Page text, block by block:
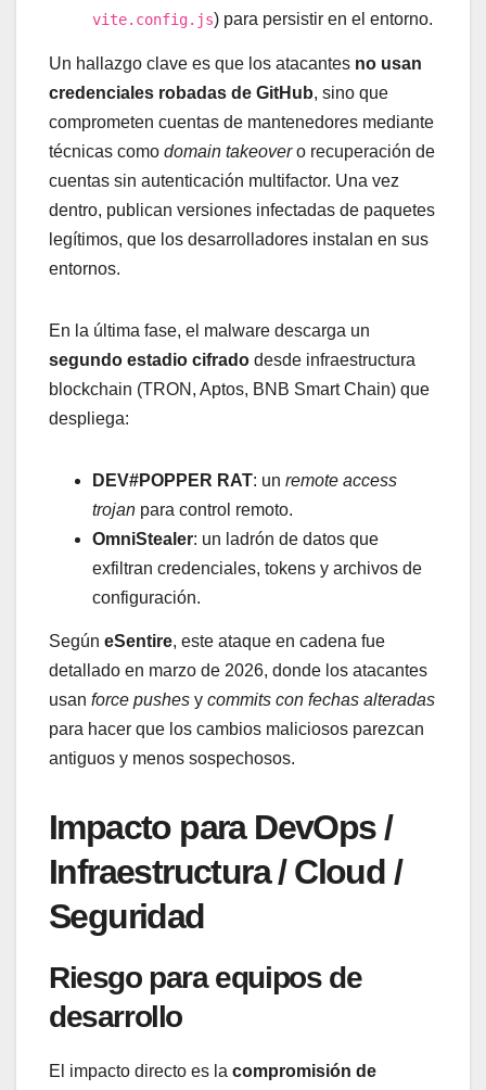
vite.config.js) para persistir en el entorno.
Un hallazgo clave es que los atacantes no usan
credenciales robadas de GitHub, sino que
comprometen cuentas de mantenedores mediante
técnicas como domain takeovero recuperación de
cuentas sin autenticación multifactor. Una vez
dentro, publican versiones infectadas de paquetes
legítimos, que los desarrolladores instalan en sus
entornos.
En la última fase, el malware descarga un
segundo estadio cifrado desde infraestructura
blockchain (TRON, Aptos, BNB Smart Chain) que
despliega:
DEV#POPPER RAT: un remote access
trojan para control remoto.
OmniStealer: un ladrón de datos que
exfiltran credenciales, tokens y archivos de
configuración.
Según eSentire, este ataque en cadena fue
detallado en marzo de 2026, donde los atacantes
usan force pushes y commits con fechas alteradas
para hacer que los cambios maliciosos parezcan
antiguos y menos sospechosos.
Impacto para DevOps /
Infraestructura / Cloud /
Seguridad
Riesgo para equipos de
desarrollo
El impacto directo es la compromisión de